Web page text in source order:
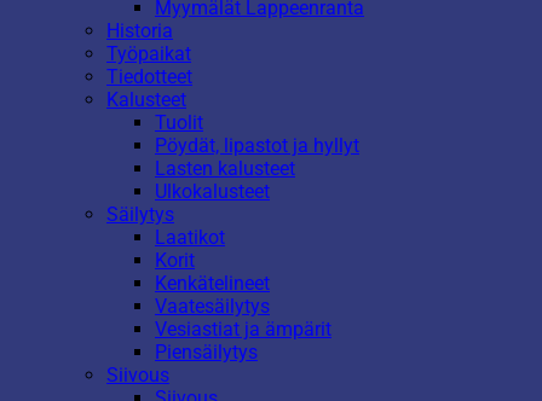
Myymälät Lappeenranta
Historia
Työpaikat
Tiedotteet
Kalusteet
Tuolit
Pöydät, lipastot ja hyllyt
Lasten kalusteet
Ulkokalusteet
Säilytys
Laatikot
Korit
Kenkätelineet
Vaatesäilytys
Vesiastiat ja ämpärit
Piensäilytys
Siivous